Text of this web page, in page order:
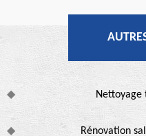
Nettoyage
Rénovation